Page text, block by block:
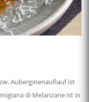
Auberginenauflauf ist
di Melanzane ist in